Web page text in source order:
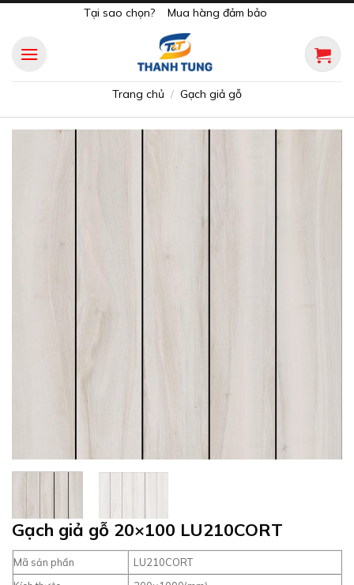
content
Tại sao chọn? Mua hàng đảm bảo
Trang chủ / Gạch giả gỗ
Gạch giả gỗ 20×100 LU210CORT
Mã sản phẩn
LU210CORT